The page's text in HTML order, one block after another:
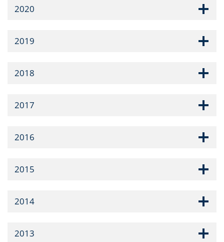
2020
2019
2018
2017
2016
2015
2014
2013